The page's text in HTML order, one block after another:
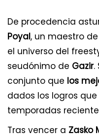
De procedencia
Poyal, un maestro
el universo del
seudónimo de Gazir.
conjunto que los
dados los logros
temporadas
Tras vencer a Zasko